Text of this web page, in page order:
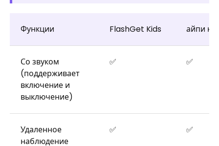
Функции FlashGet Kids айпи
Со звуком
(поддерживает
включение и
выключение)
✅ ✅
Удаленное
наблюдение
✅ ✅